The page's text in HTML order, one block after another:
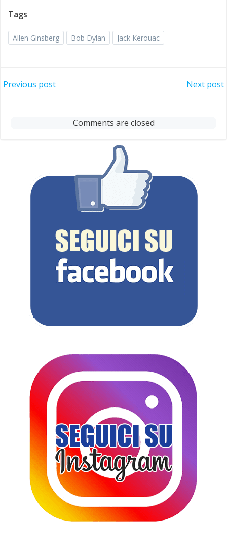
Tags
Allen Ginsberg Bob Dylan Jack Kerouac
Post
navigation
Previous post
navigation
Next post
Comments are closed